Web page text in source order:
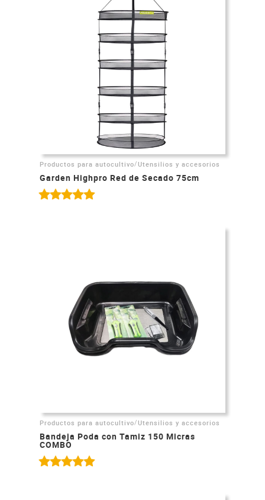
Productos para autocultivo/Utensilios y accesorios
Garden Highpro Red de Secado 75cm
Productos para autocultivo/Utensilios y accesorios
Bandeja Poda con Tamiz 150 Micras
COMBO